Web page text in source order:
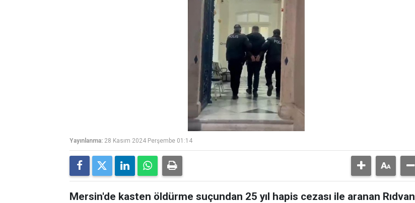
Yayınlanma: 28 Kasım 2024 Perşembe 01:14
Mersin'de kasten öldürme suçundan 25 yıl hapis cezası ile aranan Rıdvan